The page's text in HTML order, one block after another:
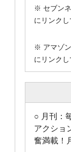
※ セブン
にリンクし
※ アマゾン
にリンクし
○ 月刊：
アクショ
奮満載！